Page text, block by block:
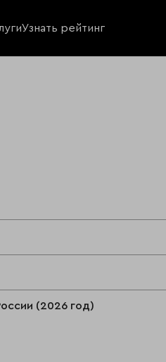
Узнать рейтинг
(2026 год)